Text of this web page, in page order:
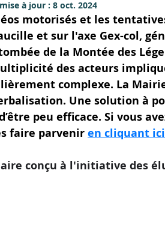
à jour : 8 oct. 2024
motorisés et les
et sur l'axe Gex-col,
de la Montée des
des acteurs
complexe. La
Une solution à
peu efficace. Si vous
faire parvenir en cliquant ici
conçu à l'initiative des